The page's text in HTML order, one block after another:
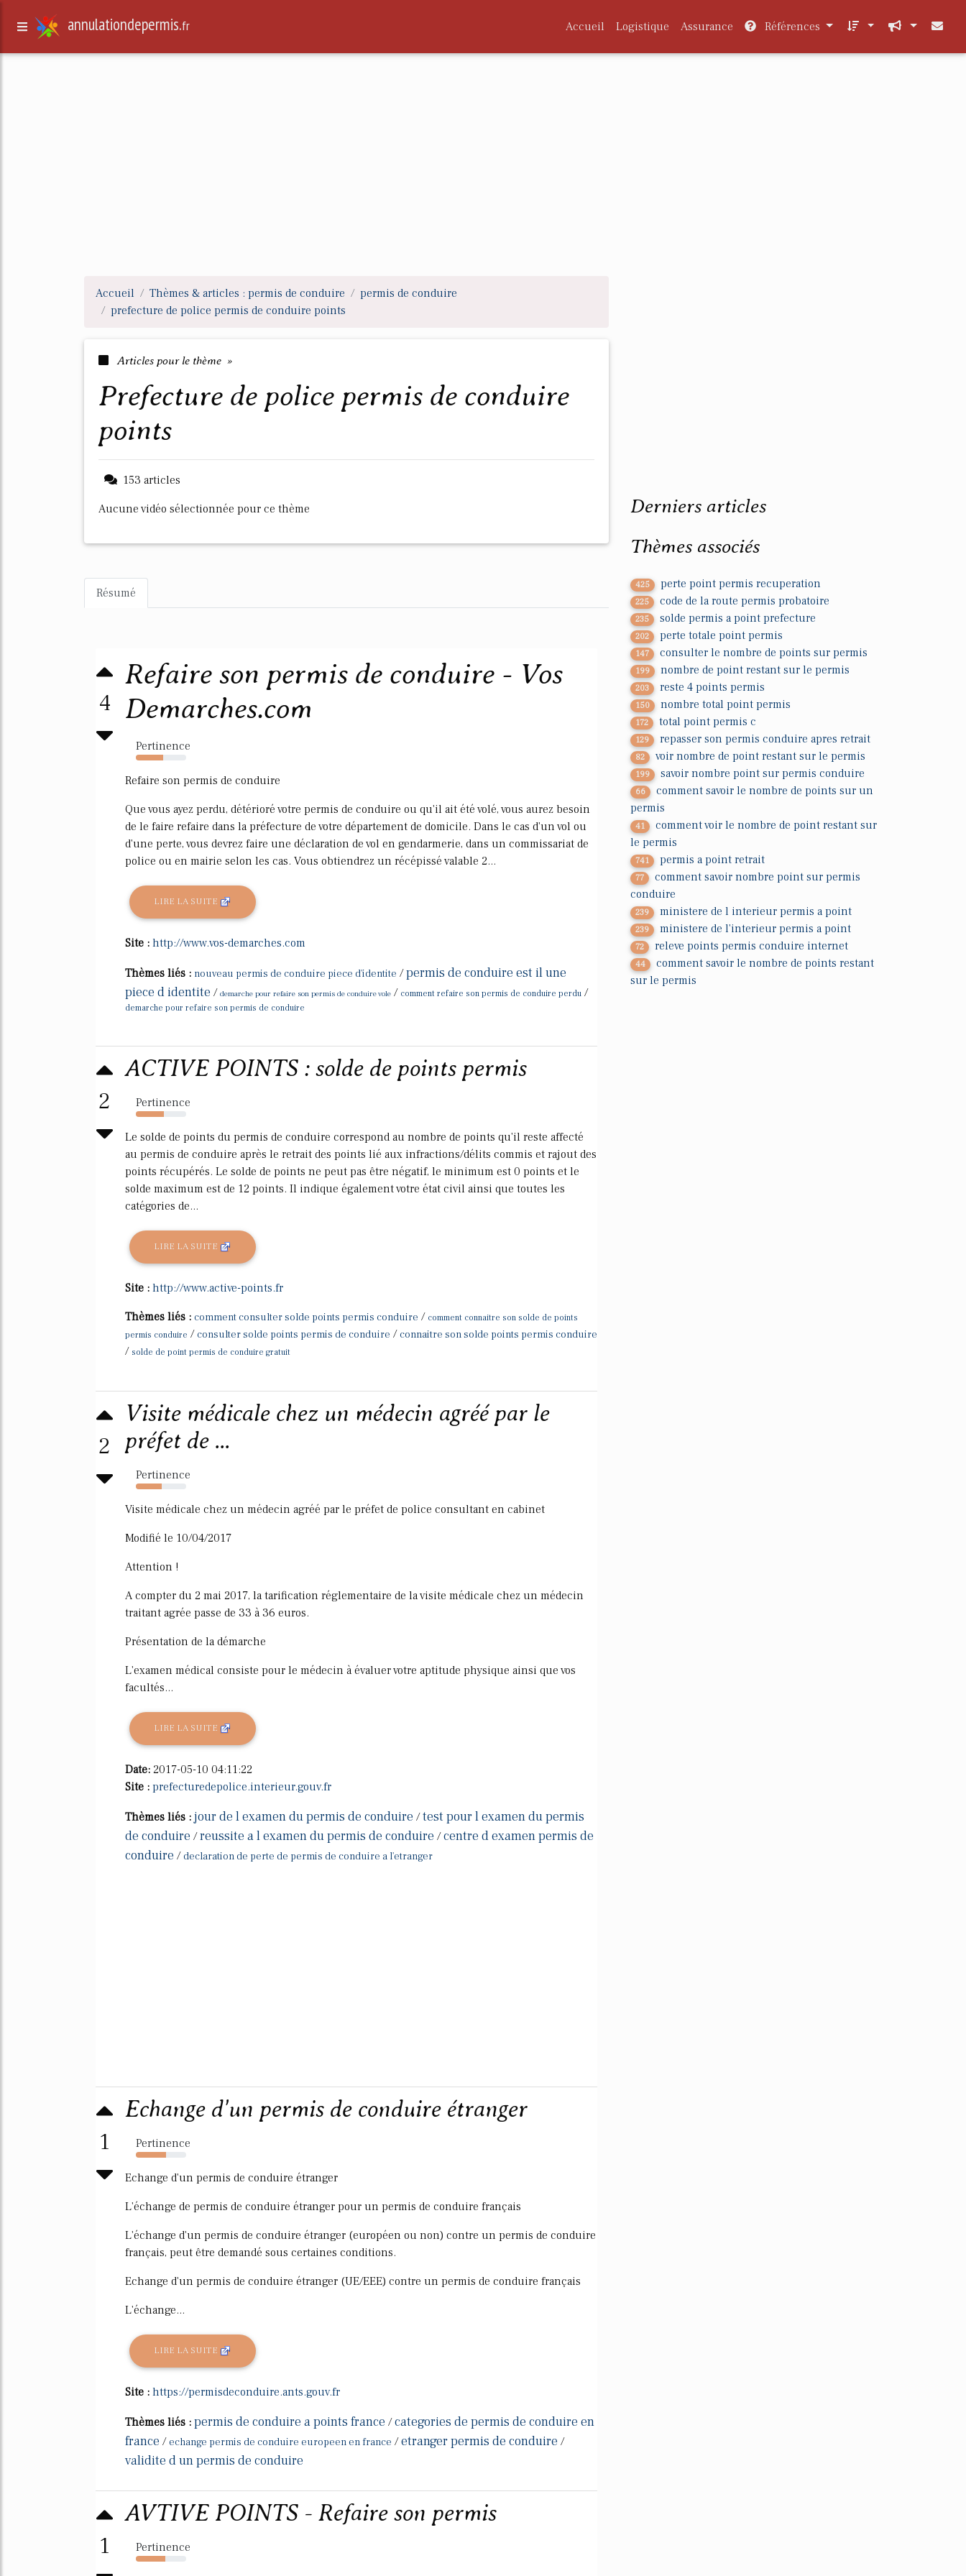
annulationdepermis.fr Accueil Logistique Assurance Références
Accueil Thèmes & articles : permis de conduire
permis de conduire
prefecture de police permis de conduire points
Articles pour le thème »
prefecture de police permis de conduire
points
153 articles
Aucune vidéo sélectionnée pour ce thème
Résumé
4
Refaire son permis de conduire - Vos
Demarches.com
Pertinence
54%
Refaire son permis de conduire
Que vous ayez perdu, détérioré votre permis de conduire ou qu'il ait été volé, vous aurez besoin
de le faire refaire dans la préfecture de votre département de domicile. Dans le cas d'un vol ou
d'une perte, vous devrez faire une déclaration de vol en gendarmerie, dans un commissariat de
police ou en mairie selon les cas. Vous obtiendrez un récépissé valable 2...
LIRE LA SUITE
Site : http://www.vos-demarches.com
Thèmes liés : nouveau permis de conduire piece d'identite /permis de conduire est il une
piece d identite / demarche pour refaire son permis de conduire vole / comment refaire son permis de conduire perdu /
demarche pour refaire son permis de conduire
2
ACTIVE POINTS : solde de points permis
Pertinence
55%
Le solde de points du permis de conduire correspond au nombre de points qu'il reste affecté
au permis de conduire après le retrait des points lié aux infractions/délits commis et rajout des
points récupérés. Le solde de points ne peut pas être négatif, le minimum est 0 points et le
solde maximum est de 12 points. Il indique également votre état civil ainsi que toutes les
catégories de...
LIRE LA SUITE
Site : http://www.active-points.fr
Thèmes liés : comment consulter solde points permis conduire / comment connaitre son solde de points
permis conduire / consulter solde points permis de conduire / connaitre son solde points permis conduire
/ solde de point permis de conduire gratuit
2
Visite médicale chez un médecin agréé par le
préfet de ...
Pertinence
51%
Visite médicale chez un médecin agréé par le préfet de police consultant en cabinet
Modifié le 10/04/2017
Attention !
A compter du 2 mai 2017, la tarification réglementaire de la visite médicale chez un médecin
traitant agrée passe de 33 à 36 euros.
Présentation de la démarche
L'examen médical consiste pour le médecin à évaluer votre aptitude physique ainsi que vos
facultés...
LIRE LA SUITE
Date: 2017-05-10 04:11:22
Site : prefecturedepolice.interieur.gouv.fr
Thèmes liés : jour de l examen du permis de conduire /test pour l examen du permis
de conduire /reussite a l examen du permis de conduire /centre d examen permis de
conduire / declaration de perte de permis de conduire a l'etranger
1
Echange d'un permis de conduire étranger
Pertinence
60%
Echange d'un permis de conduire étranger
L'échange de permis de conduire étranger pour un permis de conduire français
L'échange d'un permis de conduire étranger (européen ou non) contre un permis de conduire
français, peut être demandé sous certaines conditions.
Echange d'un permis de conduire étranger (UE/EEE) contre un permis de conduire français
L'échange...
LIRE LA SUITE
Site : https://permisdeconduire.ants.gouv.fr
Thèmes liés : permis de conduire a points france /categories de permis de conduire en
france / echange permis de conduire europeen en france /etranger permis de conduire /
validite d un permis de conduire
1
AVTIVE POINTS - Refaire son permis
Pertinence
59%
Derniers articles
Thèmes associés
425 perte point permis recuperation
225 code de la route permis probatoire
235 solde permis a point prefecture
202 perte totale point permis
147 consulter le nombre de points sur permis
199 nombre de point restant sur le permis
203 reste 4 points permis
150 nombre total point permis
172 total point permis c
129 repasser son permis conduire apres retrait
82 voir nombre de point restant sur le permis
199 savoir nombre point sur permis conduire
66
comment savoir le nombre de points sur un
permis
41
comment voir le nombre de point restant sur
le permis
741 permis a point retrait
77
comment savoir nombre point sur permis
conduire
239 ministere de l interieur permis a point
239 ministere de l'interieur permis a point
72 releve points permis conduire internet
44
comment savoir le nombre de points restant
sur le permis